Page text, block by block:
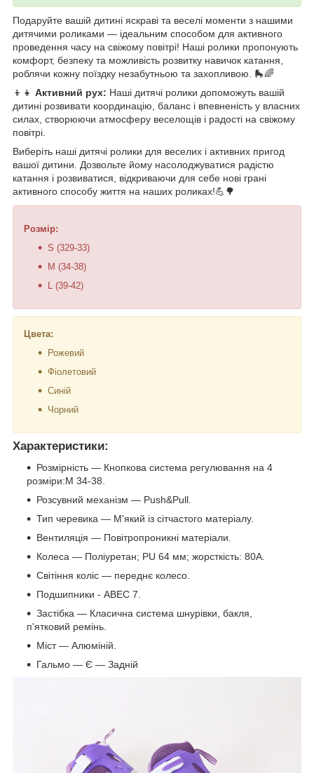
Подаруйте вашій дитині яскраві та веселі моменти з нашими
дитячими роликами — ідеальним способом для активного
проведення часу на свіжому повітрі! Наші ролики пропонують
комфорт, безпеку та можливість розвитку навичок катання,
роблячи кожну поїздку незабутньою та захопливою. 🛼🌈
👦👧 Активний рух: Наші дитячі ролики допоможуть вашій
дитині розвивати координацію, баланс і впевненість у власних
силах, створюючи атмосферу веселощів і радості на свіжому
повітрі.
Виберіть наші дитячі ролики для веселих і активних пригод
вашої дитини. Дозвольте йому насолоджуватися радістю
катання і розвиватися, відкриваючи для себе нові грані
активного способу життя на наших роликах!💪🌳
Розмір:
S (329-33)
M (34-38)
L (39-42)
Цвета:
Рожевий
Фіолетовий
Синій
Чорний
Характеристики:
Розмірність — Кнопкова система регулювання на 4
розміри:M 34-38.
Розсувний механізм — Push&Pull.
Тип черевика — М'який із сітчастого матеріалу.
Вентиляція — Повітропроникні матеріали.
Колеса — Поліуретан; PU 64 мм; жорсткість: 80А.
Світіння коліс — переднє колесо.
Подшипники - АВЕС 7.
Застібка — Класична система шнурівки, бакля,
п'ятковий ремінь.
Міст — Алюміній.
Гальмо — Є — Задній